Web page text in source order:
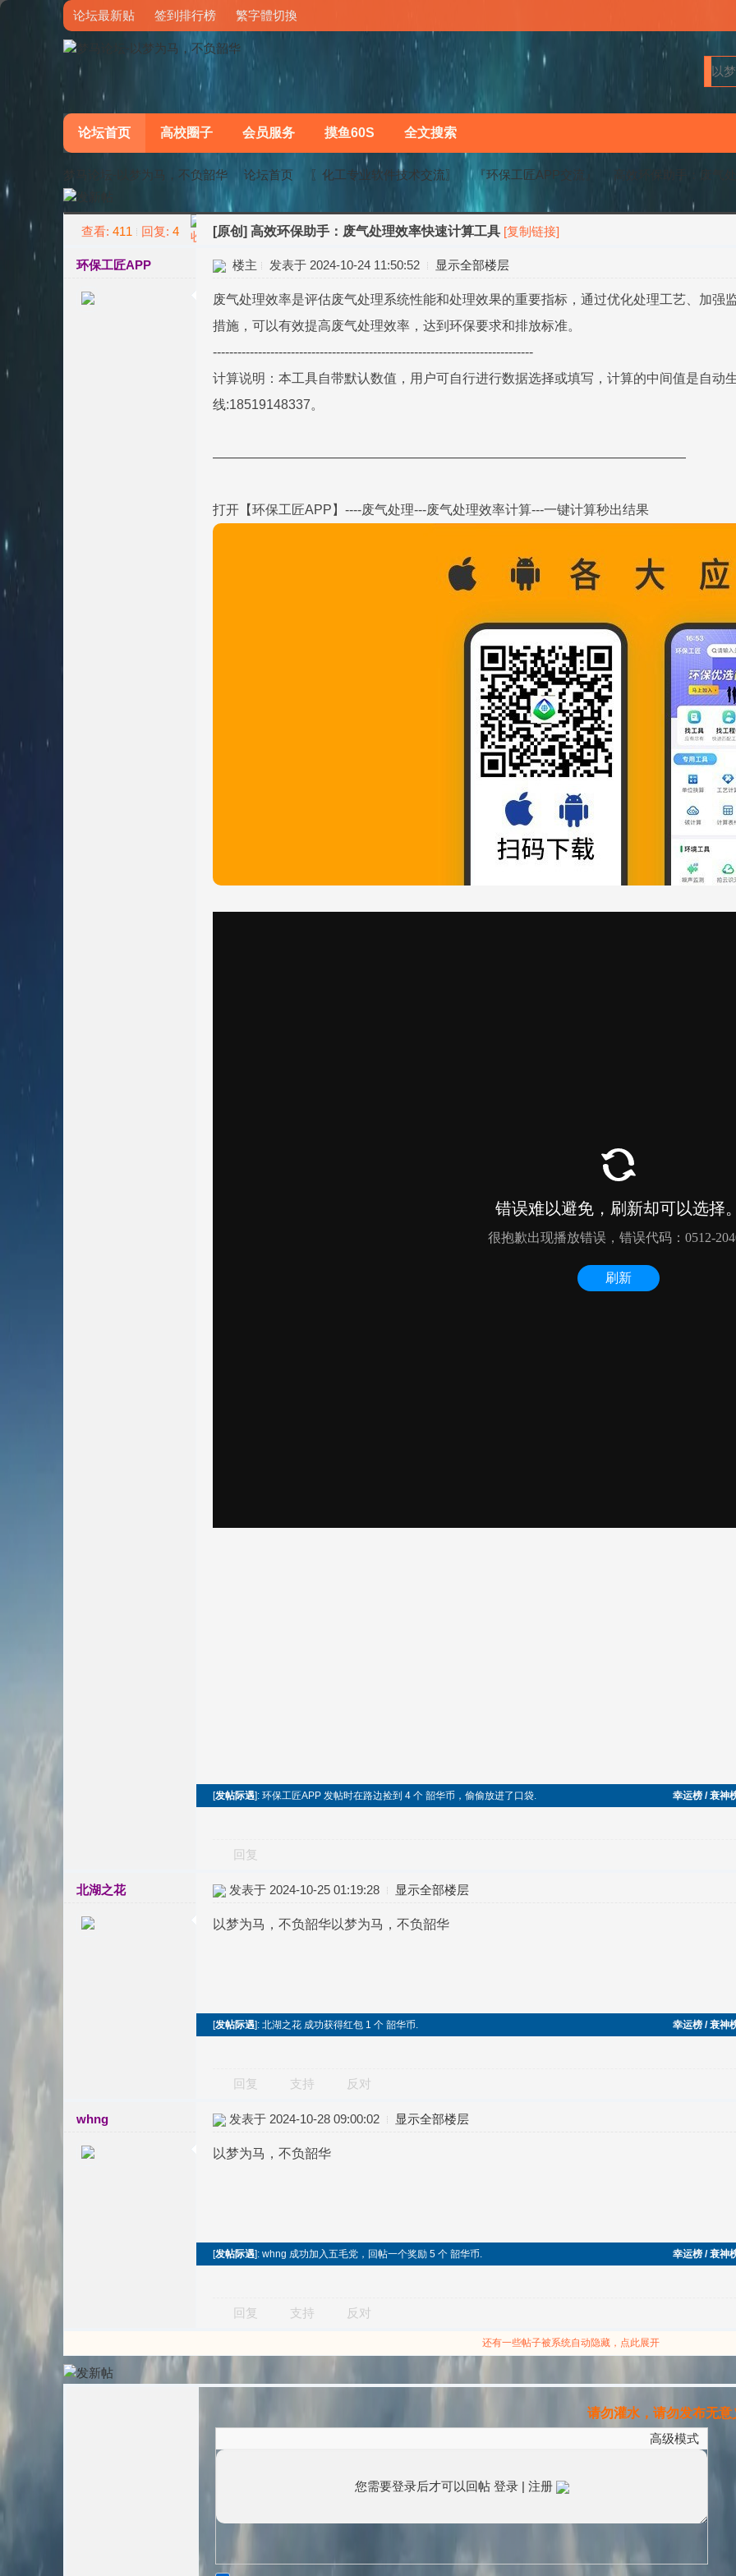
论坛最新贴 签到排行榜 繁字體切換
论坛首页 高校圈子 会员服务 摸鱼60S 全文搜索
梦马论坛-以梦为马，不负韶华 论坛首页 〖化工专业软件技术交流〗 『环保工匠APP交流』 高效环保助手：废气
查看: 411 回复: 4 [原创] 高效环保助手：废气处理效率快速计算工具 [复制链接]
环保工匠APP 楼主 发表于 2024-10-24 11:50:52 显示全部楼层
废气处理效率是评估废气处理系统性能和处理效果的重要指标，通过优化处理工艺、加强
措施，可以有效提高废气处理效率，达到环保要求和排放标准。
------------------------------------------------------------------------------
计算说明：本工具自带默认数值，用户可自行进行数据选择或填写，计算的中间值是自动
线:18519148337。
————————————————————————————————————
打开【环保工匠APP】----废气处理---废气处理效率计算---一键计算秒出结果
[发帖际遇]: 环保工匠APP 发帖时在路边捡到 4 个 韶华币，偷偷放进了口袋. 幸运榜 / 衰神
回复
北湖之花 发表于 2024-10-25 01:19:28 显示全部楼层
以梦为马，不负韶华以梦为马，不负韶华
[发帖际遇]: 北湖之花 成功获得红包 1 个 韶华币. 幸运榜 / 衰神
回复 支持 反对
whng 发表于 2024-10-28 09:00:02 显示全部楼层
以梦为马，不负韶华
[发帖际遇]: whng 成功加入五毛党，回帖一个奖励 5 个 韶华币. 幸运榜 / 衰神
回复 支持 反对
还有一些帖子被系统自动隐藏，点此展开
请勿灌水，请勿发布无意
高级模式
您需要登录后才可以回帖 登录| 注册